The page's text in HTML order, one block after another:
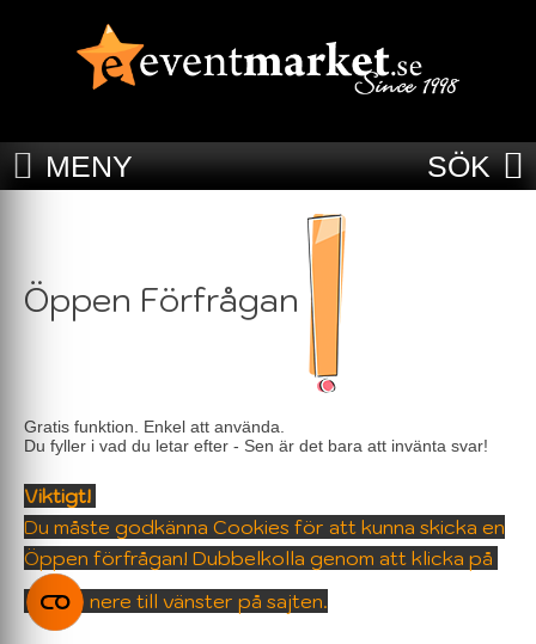
MENY SÖK
Öppen Förfrågan
Gratis funktion. Enkel att använda.
Du fyller i vad du letar efter - Sen är det bara att invänta svar!
Viktigt!
Du måste godkänna Cookies för att kunna skicka en
Öppen förfrågan! Dubbelkolla genom att klicka på
nere till vänster på sajten.